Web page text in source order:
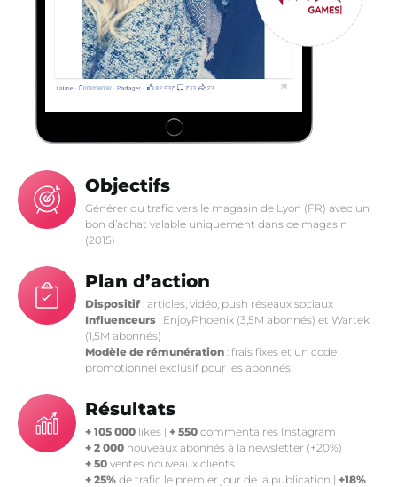
Objectifs
Générer du trafic vers le magasin de Lyon (FR) avec un
bon d’achat valable uniquement dans ce magasin
(2015)
Plan d’action
Dispositif : articles, vidéo, push réseaux sociaux
Influenceurs : EnjoyPhoenix (3,5M abonnés) et Wartek
(1,5M abonnés)
Modèle de rémunération : frais fixes et un code
promotionnel exclusif pour les abonnés
Résultats
+ 105 000 likes | + 550 commentaires Instagram
+ 2 000 nouveaux abonnés à la newsletter (+20%)
+ 50 ventes nouveaux clients
+ 25% de trafic le premier jour de la publication | +18%